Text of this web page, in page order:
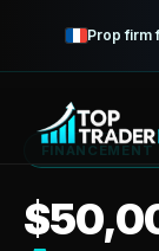
Prop firm
FINANCEMENT
$